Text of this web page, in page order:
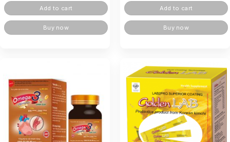
Add to cart
Buy now
Add to cart
Buy now